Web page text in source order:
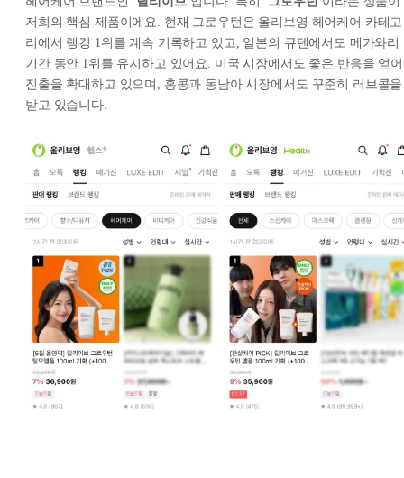
저희의 핵심 제품이에요. 현재 그로우턴은 올리브영 헤어케어 카테고
리에서 랭킹 1위를 계속 기록하고 있고, 일본의 큐텐에서도 메가와리
기간 동안 1위를 유지하고 있어요. 미국 시장에서도 좋은 반응을 얻어
진출을 확대하고 있으며, 홍콩과 동남아 시장에서도 꾸준히 러브콜을
받고 있습니다.